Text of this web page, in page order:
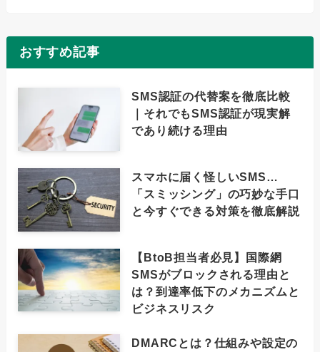
おすすめ記事
SMS認証の代替案を徹底比較
｜それでもSMS認証が現実解
であり続ける理由
スマホに届く怪しいSMS…
「スミッシング」の巧妙な手口
と今すぐできる対策を徹底解説
【BtoB担当者必見】国際網
SMSがブロックされる理由と
は？到達率低下のメカニズムと
ビジネスリスク
DMARCとは？仕組みや設定の